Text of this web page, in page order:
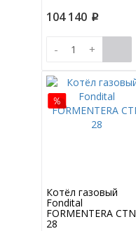
104 140 p
- +
Котёл газовый
Fondital
FORMENTERA CTN
28